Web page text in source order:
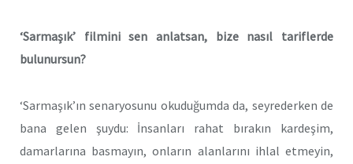
‘Sarmaşık’ filmini sen anlatsan, bize nasıl tariflerde
bulunursun?
‘Sarmaşık’ın senaryosunu okuduğumda da, seyrederken de
bana gelen şuydu: İnsanları rahat bırakın kardeşim,
damarlarına basmayın, onların alanlarını ihlal etmeyin,